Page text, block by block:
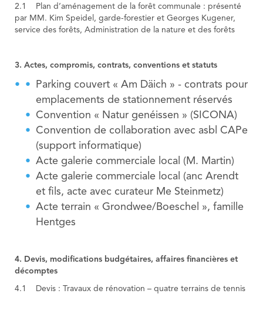
2.1 Plan d’aménagement de la forêt communale : présenté
par MM. Kim Speidel, garde-forestier et Georges Kugener,
service des forêts, Administration de la nature et des forêts
3. Actes, compromis, contrats, conventions et statuts
Parking couvert « Am Däich » - contrats pour
emplacements de stationnement réservés
Convention « Natur genéissen » (SICONA)
Convention de collaboration avec asbl CAPe
(support informatique)
Acte galerie commerciale local (M. Martin)
Acte galerie commerciale local (anc Arendt
et fils, acte avec curateur Me Steinmetz)
Acte terrain « Grondwee/Boeschel », famille
Hentges
4. Devis, modifications budgétaires, affaires financières et
décomptes
4.1 Devis : Travaux de rénovation – quatre terrains de tennis